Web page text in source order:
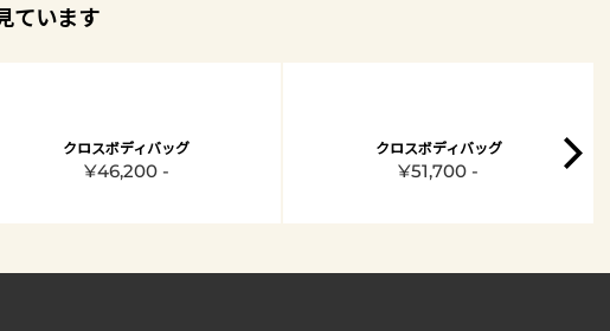
ています
クロスボディバッグ
¥46,200 -
クロスボディバッグ
¥51,700 -